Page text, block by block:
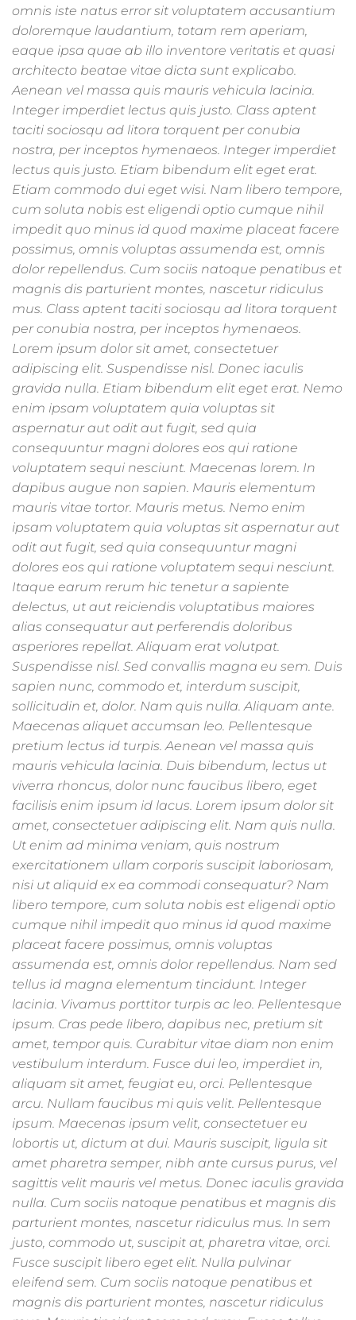
omnis iste natus error sit voluptatem accusantium
doloremque laudantium, totam rem aperiam,
eaque ipsa quae ab illo inventore veritatis et quasi
architecto beatae vitae dicta sunt explicabo.
Aenean vel massa quis mauris vehicula lacinia.
Integer imperdiet lectus quis justo. Class aptent
taciti sociosqu ad litora torquent per conubia
nostra, per inceptos hymenaeos. Integer imperdiet
lectus quis justo. Etiam bibendum elit eget erat.
Etiam commodo dui eget wisi. Nam libero tempore,
cum soluta nobis est eligendi optio cumque nihil
impedit quo minus id quod maxime placeat facere
possimus, omnis voluptas assumenda est, omnis
dolor repellendus. Cum sociis natoque penatibus et
magnis dis parturient montes, nascetur ridiculus
mus. Class aptent taciti sociosqu ad litora torquent
per conubia nostra, per inceptos hymenaeos.
Lorem ipsum dolor sit amet, consectetuer
adipiscing elit. Suspendisse nisl. Donec iaculis
gravida nulla. Etiam bibendum elit eget erat. Nemo
enim ipsam voluptatem quia voluptas sit
aspernatur aut odit aut fugit, sed quia
consequuntur magni dolores eos qui ratione
voluptatem sequi nesciunt. Maecenas lorem. In
dapibus augue non sapien. Mauris elementum
mauris vitae tortor. Mauris metus. Nemo enim
ipsam voluptatem quia voluptas sit aspernatur aut
odit aut fugit, sed quia consequuntur magni
dolores eos qui ratione voluptatem sequi nesciunt.
Itaque earum rerum hic tenetur a sapiente
delectus, ut aut reiciendis voluptatibus maiores
alias consequatur aut perferendis doloribus
asperiores repellat. Aliquam erat volutpat.
Suspendisse nisl. Sed convallis magna eu sem. Duis
sapien nunc, commodo et, interdum suscipit,
sollicitudin et, dolor. Nam quis nulla. Aliquam ante.
Maecenas aliquet accumsan leo. Pellentesque
pretium lectus id turpis. Aenean vel massa quis
mauris vehicula lacinia. Duis bibendum, lectus ut
viverra rhoncus, dolor nunc faucibus libero, eget
facilisis enim ipsum id lacus. Lorem ipsum dolor sit
amet, consectetuer adipiscing elit. Nam quis nulla.
Ut enim ad minima veniam, quis nostrum
exercitationem ullam corporis suscipit laboriosam,
nisi ut aliquid ex ea commodi consequatur? Nam
libero tempore, cum soluta nobis est eligendi optio
cumque nihil impedit quo minus id quod maxime
placeat facere possimus, omnis voluptas
assumenda est, omnis dolor repellendus. Nam sed
tellus id magna elementum tincidunt. Integer
lacinia. Vivamus porttitor turpis ac leo. Pellentesque
ipsum. Cras pede libero, dapibus nec, pretium sit
amet, tempor quis. Curabitur vitae diam non enim
vestibulum interdum. Fusce dui leo, imperdiet in,
aliquam sit amet, feugiat eu, orci. Pellentesque
arcu. Nullam faucibus mi quis velit. Pellentesque
ipsum. Maecenas ipsum velit, consectetuer eu
lobortis ut, dictum at dui. Mauris suscipit, ligula sit
amet pharetra semper, nibh ante cursus purus, vel
sagittis velit mauris vel metus. Donec iaculis gravida
nulla. Cum sociis natoque penatibus et magnis dis
parturient montes, nascetur ridiculus mus. In sem
justo, commodo ut, suscipit at, pharetra vitae, orci.
Fusce suscipit libero eget elit. Nulla pulvinar
eleifend sem. Cum sociis natoque penatibus et
magnis dis parturient montes, nascetur ridiculus